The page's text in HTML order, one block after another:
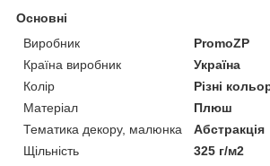
Основні
Виробник
PromoZP
Країна виробник
Україна
Колір
Різні
Матеріал
Плюш
Тематика декору, малюнка
Абстракція
Щільність
325 г/м2